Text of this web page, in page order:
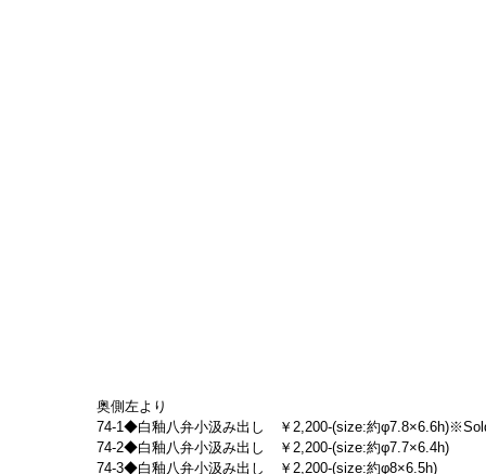
奥側左より
74-1◆白釉八弁小汲み出し　￥2,200-(size:約
74-2◆白釉八弁小汲み出し　￥2,200-(size:約φ7.7×6.4h)
74-3◆白釉八弁小汲み出し　￥2,200-(size:約φ8×6.5h)